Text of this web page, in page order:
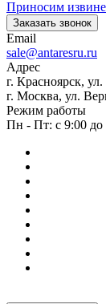
Приносим
Заказать звонок
Email
sale@antaresru.ru
Адрес
г. Красноярск,
г. Москва, ул.
Режим работы
Пн - Пт: с 9:00 до